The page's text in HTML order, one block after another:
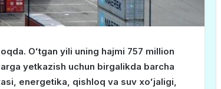
Oʻtgan yili uning hajmi 757 million
yetkazish uchun birgalikda barcha
energetika, qishloq va suv xoʻjaligi,